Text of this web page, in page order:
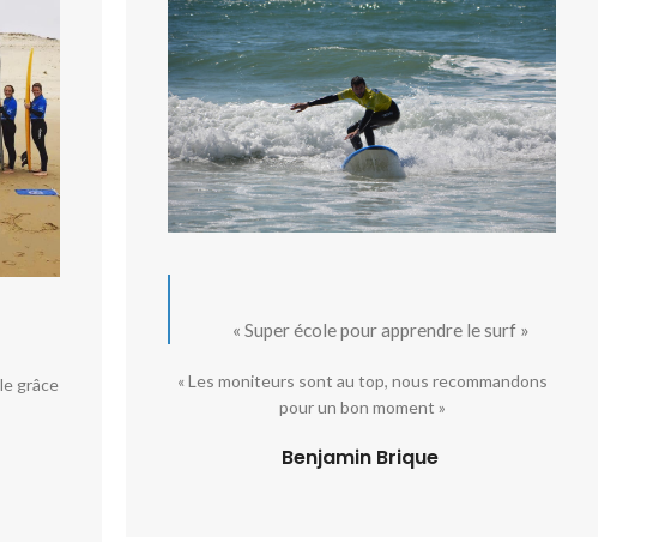
grâce
« Super école pour apprendre le surf »
« Les moniteurs sont au top, nous recommandons
pour un bon moment »
Benjamin Brique